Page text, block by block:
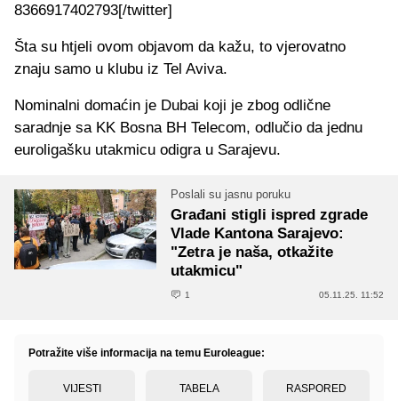
8366917402793[/twitter]
Šta su htjeli ovom objavom da kažu, to vjerovatno
znaju samo u klubu iz Tel Aviva.
Nominalni domaćin je Dubai koji je zbog odlične
saradnje sa KK Bosna BH Telecom, odlučio da jednu
euroligašku utakmicu odigra u Sarajevu.
Poslali su jasnu poruku
Građani stigli ispred zgrade
Vlade Kantona Sarajevo:
"Zetra je naša, otkažite
utakmicu"
1 05.11.25. 11:52
Potražite više informacija na temu Euroleague:
VIJESTI TABELA RASPORED